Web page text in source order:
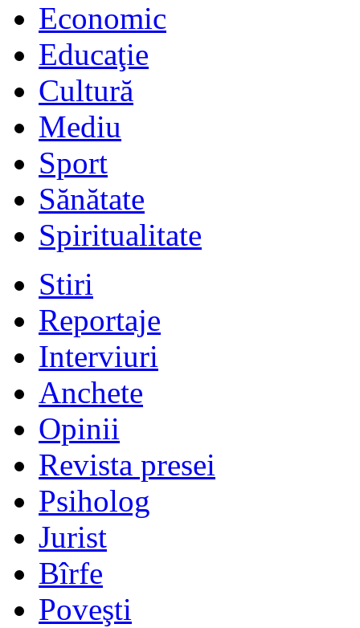
Economic
Educaţie
Cultură
Mediu
Sport
Sănătate
Spiritualitate
Stiri
Reportaje
Interviuri
Anchete
Opinii
Revista presei
Psiholog
Jurist
Bîrfe
Poveşti